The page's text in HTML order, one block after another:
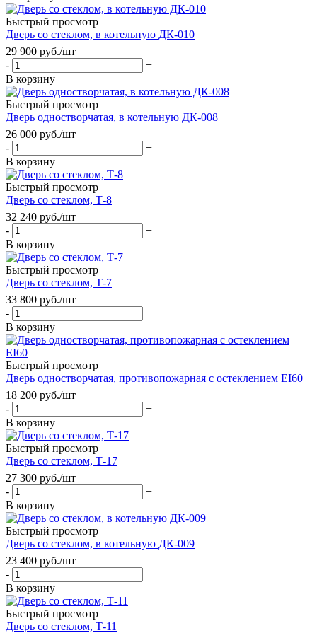
Быстрый просмотр
Дверь со стеклом, в котельную ДК-010
29 900 руб./шт
-
+
В корзину
Быстрый просмотр
Дверь одностворчатая, в котельную ДК-008
26 000 руб./шт
-
+
В корзину
Быстрый просмотр
Дверь со стеклом, Т-8
32 240 руб./шт
-
+
В корзину
Быстрый просмотр
Дверь со стеклом, Т-7
33 800 руб./шт
-
+
В корзину
Быстрый просмотр
Дверь одностворчатая, противопожарная с остеклением EI60
18 200 руб./шт
-
+
В корзину
Быстрый просмотр
Дверь со стеклом, Т-17
27 300 руб./шт
-
+
В корзину
Быстрый просмотр
Дверь со стеклом, в котельную ДК-009
23 400 руб./шт
-
+
В корзину
Быстрый просмотр
Дверь со стеклом, Т-11